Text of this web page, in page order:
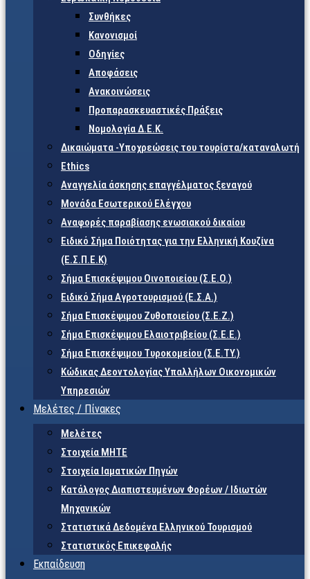
Συνθήκες
Κανονισμοί
Οδηγίες
Αποφάσεις
Ανακοινώσεις
Προπαρασκευαστικές Πράξεις
Νομολογία Δ.Ε.Κ.
Δικαιώματα -Υποχρεώσεις του τουρίστα/καταναλωτή
Ethics
Αναγγελία άσκησης επαγγέλματος ξεναγού
Μονάδα Εσωτερικού Ελέγχου
Αναφορές παραβίασης ενωσιακού δικαίου
Ειδικό Σήμα Ποιότητας για την Ελληνική Κουζίνα
(Ε.Σ.Π.Ε.Κ)
Σήμα Επισκέψιμου Οινοποιείου (Σ.Ε.Ο.)
Ειδικό Σήμα Αγροτουρισμού (Ε.Σ.Α.)
Σήμα Επισκέψιμου Ζυθοποιείου (Σ.Ε.Ζ.)
Σήμα Επισκέψιμου Ελαιοτριβείου (Σ.Ε.Ε.)
Σήμα Επισκέψιμου Τυροκομείου (Σ.Ε.TY.)
Κώδικας Δεοντολογίας Υπαλλήλων Οικονομικών
Υπηρεσιών
Μελέτες / Πίνακες
Μελέτες
Στοιχεία ΜΗΤΕ
Στοιχεία Ιαματικών Πηγών
Κατάλογος Διαπιστευμένων Φορέων / Ιδιωτών
Μηχανικών
Στατιστικά Δεδομένα Ελληνικού Τουρισμού
Στατιστικός Επικεφαλής
Εκπαίδευση